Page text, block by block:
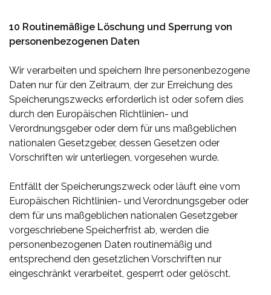
10 Routinemäßige Löschung und Sperrung von
personenbezogenen Daten
Wir verarbeiten und speichern Ihre personenbezogene
Daten nur für den Zeitraum, der zur Erreichung des
Speicherungszwecks erforderlich ist oder sofern dies
durch den Europäischen Richtlinien- und
Verordnungsgeber oder dem für uns maßgeblichen
nationalen Gesetzgeber, dessen Gesetzen oder
Vorschriften wir unterliegen, vorgesehen wurde.
Entfällt der Speicherungszweck oder läuft eine vom
Europäischen Richtlinien- und Verordnungsgeber oder
dem für uns maßgeblichen nationalen Gesetzgeber
vorgeschriebene Speicherfrist ab, werden die
personenbezogenen Daten routinemäßig und
entsprechend den gesetzlichen Vorschriften nur
eingeschränkt verarbeitet, gesperrt oder gelöscht.